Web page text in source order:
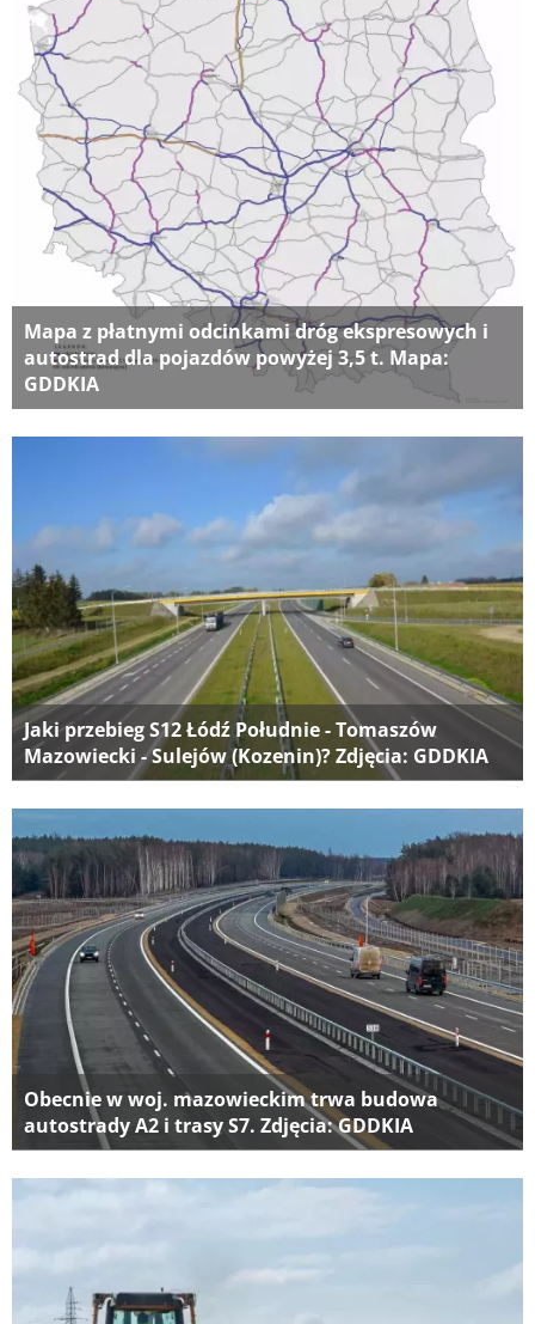
Mapa z płatnymi odcinkami dróg ekspresowych i
autostrad dla pojazdów powyżej 3,5 t. Mapa:
GDDKIA
Jaki przebieg S12 Łódź Południe - Tomaszów
Mazowiecki - Sulejów (Kozenin)? Zdjęcia: GDDKIA
Obecnie w woj. mazowieckim trwa budowa
autostrady A2 i trasy S7. Zdjęcia: GDDKIA